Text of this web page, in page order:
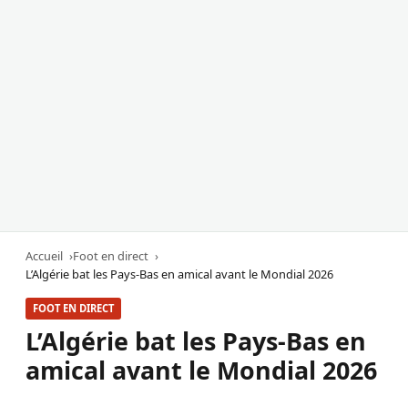
Accueil
Foot en direct
L’Algérie bat les Pays-Bas en amical avant le Mondial 2026
FOOT EN DIRECT
L’Algérie bat les Pays-Bas en
amical avant le Mondial 2026